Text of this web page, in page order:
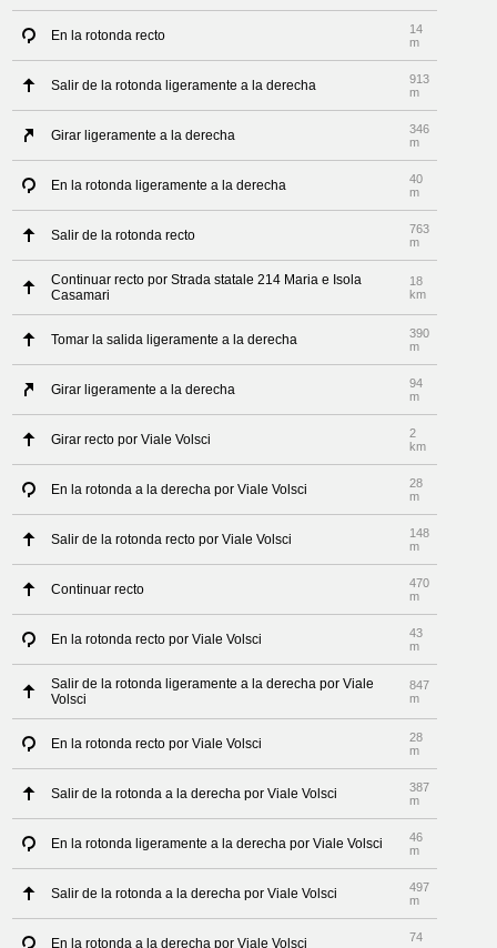
En la rotonda recto
14
m
Salir de la rotonda ligeramente a la derecha
913
m
Girar ligeramente a la derecha
346
m
En la rotonda ligeramente a la derecha
40
m
Salir de la rotonda recto
763
m
Continuar recto por Strada statale 214 Maria e Isola
Casamari
18
km
Tomar la salida ligeramente a la derecha
390
m
Girar ligeramente a la derecha
94
m
Girar recto por Viale Volsci
2
km
En la rotonda a la derecha por Viale Volsci
28
m
Salir de la rotonda recto por Viale Volsci
148
m
Continuar recto
470
m
En la rotonda recto por Viale Volsci
43
m
Salir de la rotonda ligeramente a la derecha por Viale
Volsci
847
m
En la rotonda recto por Viale Volsci
28
m
Salir de la rotonda a la derecha por Viale Volsci
387
m
En la rotonda ligeramente a la derecha por Viale Volsci
46
m
Salir de la rotonda a la derecha por Viale Volsci
497
m
En la rotonda a la derecha por Viale Volsci
74